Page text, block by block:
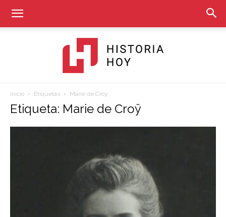
Inicio Etiquetas Marie de Croÿ
Etiqueta: Marie de Croÿ